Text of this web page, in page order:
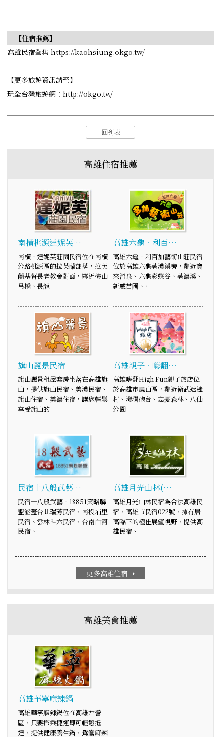
【住宿推薦】
高雄民宿全集 https://kaohsiung.okgo.tw/
【更多旅遊資訊請至】
玩全台灣旅遊網：http://okgo.tw/
回列表
高雄住宿推薦
南橫桃源達妮芙…
南橫‧達妮芙莊園民宿位在南橫
公路桃源區的拉芙蘭部落，拉芙
蘭基督長老教會對面，鄰近梅山
吊橋、長龍…
高雄六龜．利百…
高雄六龜．利百加藝術山莊民宿
位於高雄六龜荖濃溪旁，鄰近寶
來溫泉、六龜彩蝶谷、荖濃溪、
新威苗圃、…
旗山麗景民宿
旗山麗景租屋套房坐落在高雄旗
山，提供旗山民宿、美濃民宿、
旗山住宿、美濃住宿，讓您輕鬆
享受旗山的…
高雄親子．嗨翻…
高雄嗨翻High Fun親子旅店位
於高雄市鳳山區，鄰近衛武迷迷
村、澄瀾砲台、忘憂森林、八仙
公園…
民宿十八般武藝…
民宿十八般武藝‧18851策略聯
盟涵蓋台北瑞芳民宿、南投埔里
民宿、雲林斗六民宿、台南白河
民宿、…
高雄月光山林(…
高雄月光山林民宿為合法高雄民
宿，高雄市民宿022號，擁有居
高臨下的極佳展望視野，提供高
雄民宿、…
更多高雄住宿 arrow_right
高雄美食推薦
高雄華寧麻辣鍋
高雄華寧麻辣鍋位在高雄左營
區，只要搭乘捷運即可輕鬆抵
達，提供健康養生鍋、鴛鴦麻辣